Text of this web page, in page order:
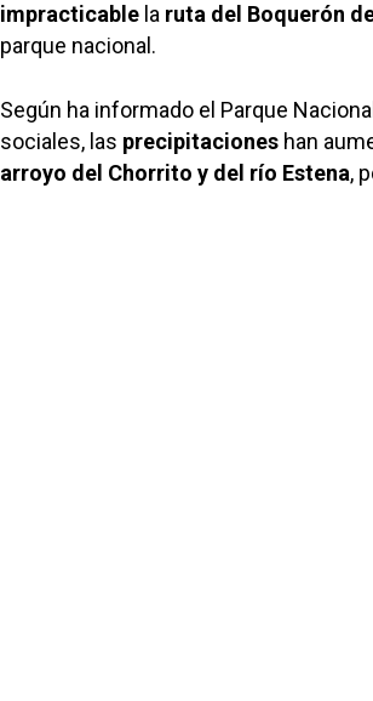
impracticable la ruta del Boquerón
parque nacional.
Según ha informado el Parque
sociales, las precipitaciones han
arroyo del Chorrito y del río Estena,